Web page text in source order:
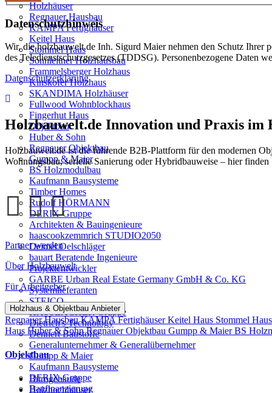
Holzhäuser
Regnauer Hausbau
KAMPA Fertighäuser
Keitel Haus
Stommel Haus
Sonnleitner Holzhausbau
Frammelsberger Holzhaus
Kinskofer Holzhaus
SKANDIMA Holzhäuser
Fullwood Wohnblockhaus
Fingerhut Haus
Objektbau
Huber & Sohn
Regnauer Objektbau
Gumpp & Maier
BS Holzmodulbau
Kaufmann Bausysteme
Timber Homes
Rudolf HÖRMANN
DERIX-Gruppe
Architekten & Bauingenieure
haascookzemmrich STUDIO2050
Deimel Oelschläger
bauart Beratende Ingenieure
Projektentwickler
GARBE Urban Real Estate Germany GmbH & Co. KG
Systemlieferanten
STEICO
HASSLACHER Gruppe
Dietrich's Technology
Dennert Baustoffe
Generalunternehmer & Generalübernehmer
Gumpp & Maier
Kaufmann Bausysteme
DERIX-Gruppe
Baufinanzierung
Datenschutzhinweis
Wir, die holzbauwelt.de Inh. Sigurd Maier nehmen den Schutz Ihrer
des Teledienstschutzgesetzes (TDDSG). Personenbezogene Daten
Datenschutzerklärung
Holzbauwelt.de Innovation und Praxis im
Holzbauwelt.de ist die führende B2B-Plattform für den modernen
Wohnungsbau, serielle Sanierung oder Hybridbauweise – hier finden
Partner werden
Über Holzbauwelt
Für Arbeitgeber
Holzhaus & Objektbau Anbieter
Regnauer HausbauKAMPA FertighäuserKeitel Haus Stommel Haus
Haus Huber & SohnRegnauer Objektbau Gumpp & MaierBS
Objektbau
Bürogebäude
Holzhochhäuser